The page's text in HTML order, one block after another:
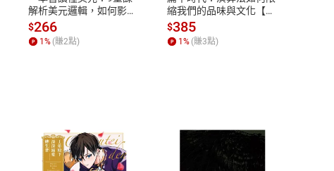
解析美元邏輯，如何影響
全球經濟和每個人的投資
【電子書】
$266
1% (賺2點)
縮我們的品味與文化【電
子書】
$385
1% (賺3點)